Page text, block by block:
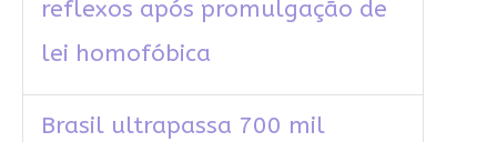
reflexos após promulgação de
lei homofóbica
Brasil ultrapassa 700 mil